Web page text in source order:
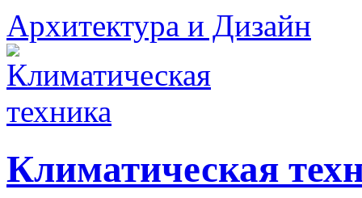
Архитектура и Дизайн
Климатическая